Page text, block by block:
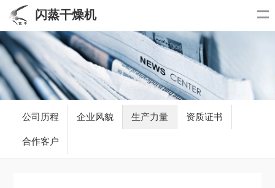
闪蒸干燥机
公司历程 企业风貌 生产力量 资质证书
合作客户